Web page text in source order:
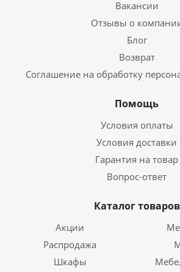
Вакансии
Отзывы о
Блог
Возврат
Соглашение на обработку
Помощь
Условия оплаты
Условия доставки
Гарантия на товар
Вопрос-ответ
Каталог товаров
Акции
Распродажа
Шкафы